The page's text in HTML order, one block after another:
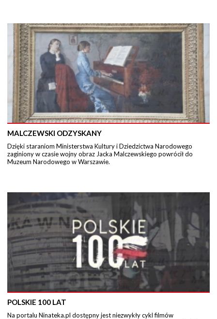
MALCZEWSKI ODZYSKANY
Dzięki staraniom Ministerstwa Kultury i Dziedzictwa Narodowego
zaginiony w czasie wojny obraz Jacka Malczewskiego powrócił do
Muzeum Narodowego w Warszawie.
POLSKIE 100 LAT
Na portalu Ninateka.pl dostępny jest niezwykły cykl filmów